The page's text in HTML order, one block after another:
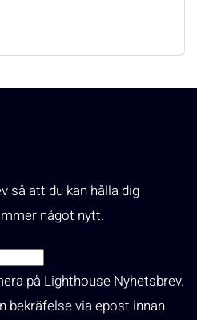
så att du kan hålla dig
något nytt.
på Lighthouse Nyhetsbrev.
bekräfelse via epost innan